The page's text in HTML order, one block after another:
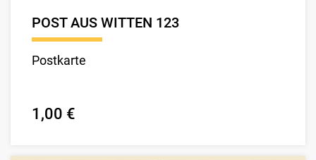
POST AUS WITTEN 123
Postkarte
1,00 €